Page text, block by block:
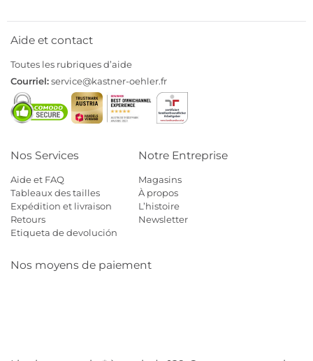
Aide et contact
Toutes les rubriques d’aide
Courriel:service@kastner-oehler.fr
Nos Services
Aide et FAQ
Tableaux des tailles
Expédition et livraison
Retours
Etiqueta de devolución
Notre Entreprise
Magasins
À propos
L’histoire
Newsletter
Nos moyens de paiement